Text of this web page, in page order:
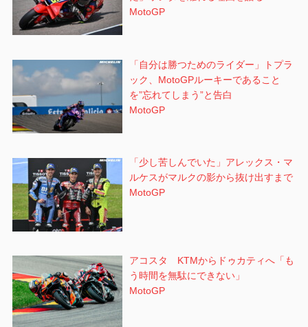
MotoGP
「自分は勝つためのライダー」トプラ
ック、MotoGPルーキーであること
を”忘れてしまう”と告白
MotoGP
「少し苦しんでいた」アレックス・マ
ルケスがマルクの影から抜け出すまで
MotoGP
アコスタ KTMからドゥカティへ「も
う時間を無駄にできない」
MotoGP